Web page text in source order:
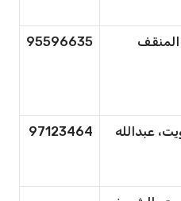
95596635
عبدالله
97123464